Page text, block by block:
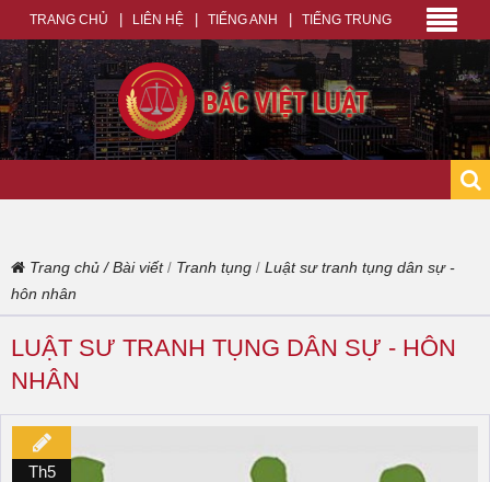
TRANG CHỦ LIÊN HỆ TIẾNG ANH TIẾNG TRUNG
Trang chủ /Bài viết/ Tranh tụng / Luật sư tranh tụng dân sự -
hôn nhân
LUẬT SƯ TRANH TỤNG DÂN SỰ - HÔN
NHÂN
Th5